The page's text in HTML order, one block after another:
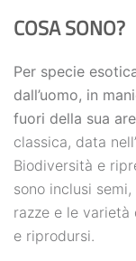
COSA SONO?
Per specie
dall’uomo, in
fuori della sua
classica, data
Biodiversità e
sono inclusi
razze e le
e riprodursi.